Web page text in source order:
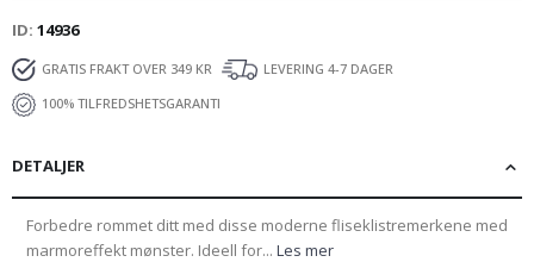
ID 14936
GRATIS FRAKT OVER 349 KR
LEVERING 4-7 DAGER
100% TILFREDSHETSGARANTI
DETALJER
Forbedre rommet ditt med disse moderne fliseklistremerkene med
marmoreffekt mønster. Ideell for... Les mer